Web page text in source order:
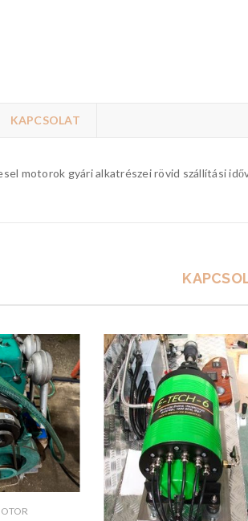
KAPCSOLAT
motorok gyári alkatrészei rövid szállítási